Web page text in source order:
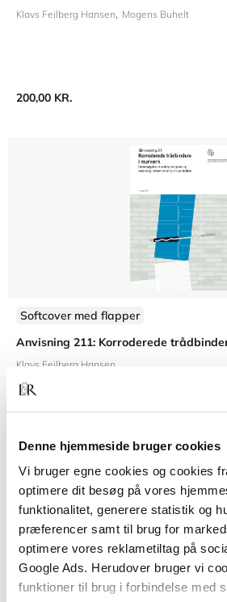
Denne hjemmeside bruger cookies
Vi bruger egne cookies og cookies
optimere dit besøg på vores
funktionalitet, generere statistik og
præferencer samt til brug for
optimere vores reklametiltag på
Google Ads. Herudover bruger vi
funktioner til brug i forbindelse med
Klavs Feilberg Hansen Mogens Buhelt
200,00 KR.
Softcover med flapper
Anvisning 211: Korroderede
Klavs Feilberg Hansen
200,00 KR.